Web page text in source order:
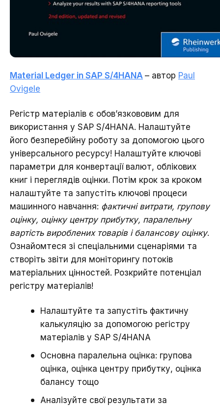
Material Ledger in SAP S/4HANA – автор Paul
Ovigele
Регістр матеріалів є обов’язкововим для
використання у SAP S/4HANA. Налаштуйте
його безперебійну роботу за допомогою цього
універсального ресурсу! Налаштуйте ключові
параметри для конвертації валют, облікових
книг і переглядів оцінки. Потім крок за кроком
налаштуйте та запустіть ключові процеси
машинного навчання: фактичні витрати, групову
оцінку, оцінку центру прибутку, паралельну
вартість вироблених товарів і балансову оцінку.
Ознайомтеся зі спеціальними сценаріями та
створіть звіти для моніторингу потоків
матеріальних цінностей. Розкрийте потенціал
регістру матеріалів!
Налаштуйте та запустіть фактичну
калькуляцію за допомогою регістру
матеріалів у SAP S/4HANA
Основна паралельна оцінка: групова
оцінка, оцінка центру прибутку, оцінка
балансу тощо
Аналізуйте свої результати за